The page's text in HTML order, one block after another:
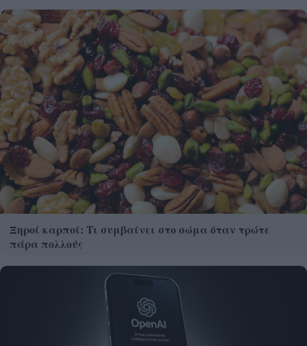
Ξηροί καρποί: Τι συμβαίνει στο σώμα όταν τρώτε
πάρα πολλούς